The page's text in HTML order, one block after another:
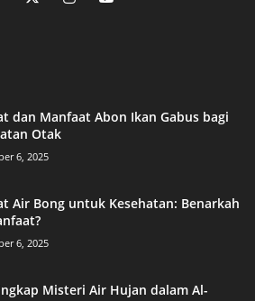
dan Manfaat Abon Ikan Gabus bagi
Otak
6, 2025
Air Bong untuk Kesehatan: Benarkah
6, 2025
Misteri Air Hujan dalam Al-